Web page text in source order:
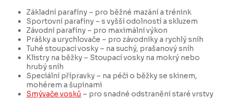
Základní parafíny – pro běžné mazání a trénink
Sportovní parafíny – s vyšší odolností a skluzem
Závodní parafíny – pro maximální výkon
Prášky a urychlovače – pro závodníky a rychlý sníh
Tuhé stoupací vosky – na suchý, prašanový sníh
Klistry na běžky – Stoupací vosky na mokrý nebo
hrubý sníh
Speciální přípravky – na péči o běžky se skinem,
mohérem a šupinami
Smývače vosků – pro snadné odstranění staré vrstvy